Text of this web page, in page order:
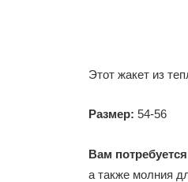
Этот жакет из
Размер: 54-56
Вам
а также молния